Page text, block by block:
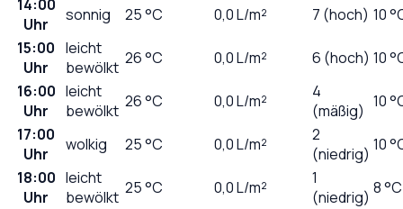
14:00
Uhr
sonnig 25°C 0,0L/m² 7 (hoch) 10
15:00
Uhr
leicht
bewölkt 26°C 0,0L/m² 6 (hoch) 10
16:00
Uhr
leicht
bewölkt 26°C 0,0L/m²
4
(mäßig) 10
17:00
Uhr
wolkig 25°C 0,0L/m²
2
(niedrig) 10
18:00
Uhr
leicht
bewölkt 25°C 0,0L/m²
1
(niedrig) 8 °C